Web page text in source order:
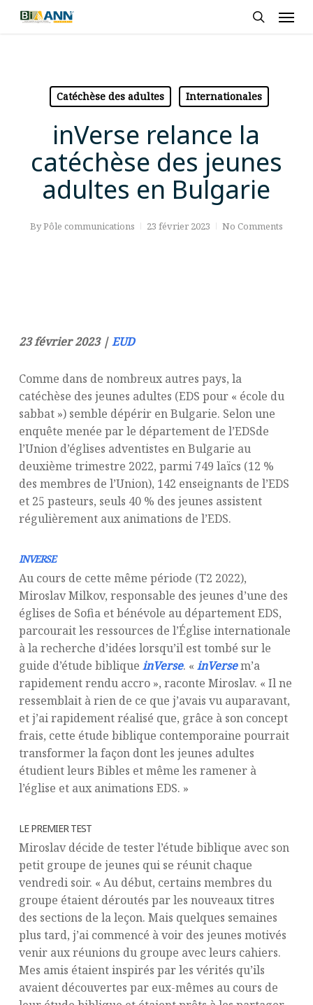
Skip
Catéchèse des adultes Internationales
inVerse relance la
catéchèse des jeunes
adultes en Bulgarie
ByPôle communications 23 février 2023 No Comments
23 février 2023 |EUD
Comme dans de nombreux autres pays, la
catéchèse des jeunes adultes (EDS pour « école du
sabbat ») semble dépérir en Bulgarie. Selon une
enquête menée par le département de l’EDSde
l’Union d’églises adventistes en Bulgarie au
deuxième trimestre 2022, parmi 749 laïcs (12 %
des membres de l’Union), 142 enseignants de l’EDS
et 25 pasteurs, seuls 40 % des jeunes assistent
régulièrement aux animations de l’EDS.
INVERSE
Au cours de cette même période (T2 2022),
Miroslav Milkov, responsable des jeunes d’une des
églises de Sofia et bénévole au département EDS,
parcourait les ressources de l’Église internationale
à la recherche d’idées lorsqu’il est tombé sur le
guide d’étude biblique inVerse. « inVersem’a
rapidement rendu accro », raconte Miroslav. « Il ne
ressemblait à rien de ce que j’avais vu auparavant,
et j’ai rapidement réalisé que, grâce à son concept
frais, cette étude biblique contemporaine pourrait
transformer la façon dont les jeunes adultes
étudient leurs Bibles et même les ramener à
l’église et aux animations EDS. »
LE PREMIER TEST
Miroslav décide de tester l’étude biblique avec son
petit groupe de jeunes qui se réunit chaque
vendredi soir. « Au début, certains membres du
groupe étaient déroutés par les nouveaux titres
des sections de la leçon. Mais quelques semaines
plus tard, j’ai commencé à voir des jeunes motivés
venir aux réunions du groupe avec leurs cahiers.
Mes amis étaient inspirés par les vérités qu’ils
avaient découvertes par eux-mêmes au cours de